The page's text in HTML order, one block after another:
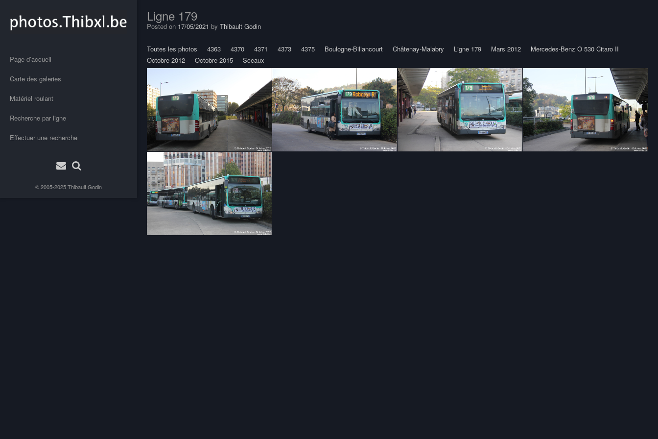
Page d’accueil
Carte des galeries
Matériel roulant
Recherche par ligne
Effectuer une recherche
© 2005-2025Thibault Godin
Ligne 179
Posted on 17/05/2021 by Thibault Godin
Toutes les photos 4363 4370 4371 4373 4375 Boulogne-Billancourt Châtenay-Malabry Ligne 179 Mars 2012
Mercedes-Benz O 530 Citaro II
Octobre 2012
Octobre 2015 Sceaux